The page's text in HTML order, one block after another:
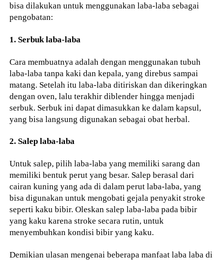
bisa dilakukan untuk menggunakan laba-laba sebagai
pengobatan:
1. Serbuk laba-laba
Cara membuatnya adalah dengan menggunakan tubuh
laba-laba tanpa kaki dan kepala, yang direbus sampai
matang. Setelah itu laba-laba ditiriskan dan dikeringkan
dengan oven, lalu terakhir diblender hingga menjadi
serbuk. Serbuk ini dapat dimasukkan ke dalam kapsul,
yang bisa langsung digunakan sebagai obat herbal.
2. Salep laba-laba
Untuk salep, pilih laba-laba yang memiliki sarang dan
memiliki bentuk perut yang besar. Salep berasal dari
cairan kuning yang ada di dalam perut laba-laba, yang
bisa digunakan untuk mengobati gejala penyakit stroke
seperti kaku bibir. Oleskan salep laba-laba pada bibir
yang kaku karena stroke secara rutin, untuk
menyembuhkan kondisi bibir yang kaku.
Demikian ulasan mengenai beberapa manfaat laba laba di